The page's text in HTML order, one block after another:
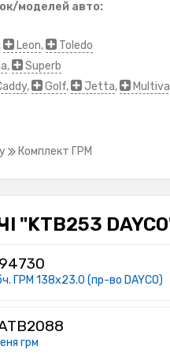
моделей авто:
, Leon,
Toledo
,
Superb
, Golf, Jetta,
Комплект ГРМ
ГРМ 138x23.0 (пр-во DAYCO)
грм